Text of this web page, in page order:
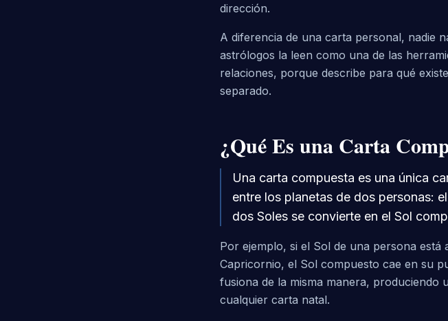
dirección.
A diferencia de una carta personal, nadie
astrólogos la leen como una de las
relaciones, porque describe para qué
separado.
¿Qué Es una Carta
Una carta compuesta es una única
entre los planetas de dos personas:
dos Soles se convierte en el Sol
Por ejemplo, si el Sol de una persona está
Capricornio, el Sol compuesto cae en su
fusiona de la misma manera, produciendo
cualquier carta natal.